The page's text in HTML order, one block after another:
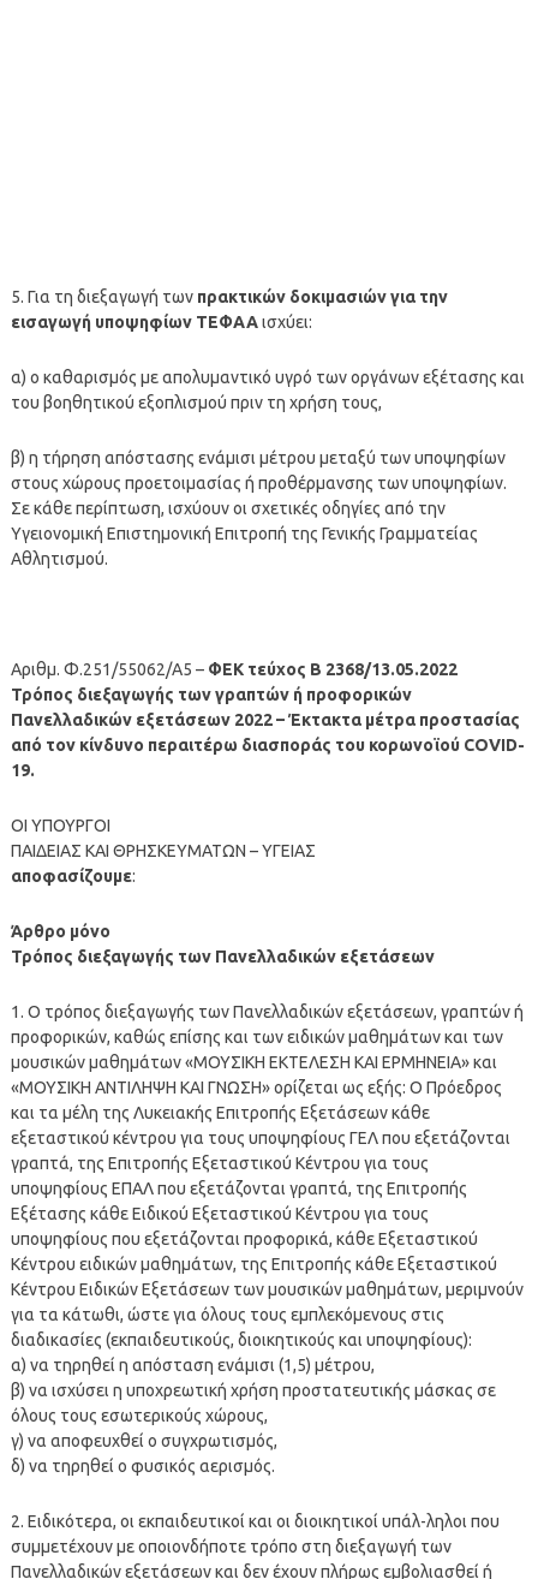
5. Για τη διεξαγωγή των πρακτικών δοκιμασιών για την
εισαγωγή υποψηφίων ΤΕΦΑΑισχύει:
α) ο καθαρισμός με απολυμαντικό υγρό των οργάνων εξέτασης και
του βοηθητικού εξοπλισμού πριν τη χρήση τους,
β) η τήρηση απόστασης ενάμισι μέτρου μεταξύ των υποψηφίων
στους χώρους προετοιμασίας ή προθέρμανσης των υποψηφίων.
Σε κάθε περίπτωση, ισχύουν οι σχετικές οδηγίες από την
Υγειονομική Επιστημονική Επιτροπή της Γενικής Γραμματείας
Αθλητισμού.
Aριθμ. Φ.251/55062/Α5 – ΦΕΚ τεύχος Β 2368/13.05.2022
Τρόπος διεξαγωγής των γραπτών ή προφορικών
Πανελλαδικών εξετάσεων 2022 – Έκτακτα μέτρα προστασίας
από τον κίνδυνο περαιτέρω διασποράς του κορωνοϊού COVID-
19.
ΟΙ ΥΠΟΥΡΓΟΙ
ΠΑΙΔΕΙΑΣ ΚΑΙ ΘΡΗΣΚΕΥΜΑΤΩΝ – ΥΓΕΙΑΣ
αποφασίζουμε:
Άρθρο μόνο
Τρόπος διεξαγωγής των Πανελλαδικών εξετάσεων
1. Ο τρόπος διεξαγωγής των Πανελλαδικών εξετάσεων, γραπτών ή
προφορικών, καθώς επίσης και των ειδικών μαθημάτων και των
μουσικών μαθημάτων «ΜΟΥΣΙΚΗ ΕΚΤΕΛΕΣΗ ΚΑΙ ΕΡΜΗΝΕΙΑ» και
«ΜΟΥΣΙΚΗ ΑΝΤΙΛΗΨΗ ΚΑΙ ΓΝΩΣΗ» ορίζεται ως εξής: O Πρόεδρος
και τα μέλη της Λυκειακής Επιτροπής Εξετάσεων κάθε
εξεταστικού κέντρου για τους υποψηφίους ΓΕΛ που εξετάζονται
γραπτά, της Επιτροπής Εξεταστικού Κέντρου για τους
υποψηφίους ΕΠΑΛ που εξετάζονται γραπτά, της Επιτροπής
Εξέτασης κάθε Ειδικού Εξεταστικού Κέντρου για τους
υποψηφίους που εξετάζονται προφορικά, κάθε Εξεταστικού
Κέντρου ειδικών μαθημάτων, της Επιτροπής κάθε Εξεταστικού
Κέντρου Ειδικών Εξετάσεων των μουσικών μαθημάτων, μεριμνούν
για τα κάτωθι, ώστε για όλους τους εμπλεκόμενους στις
διαδικασίες (εκπαιδευτικούς, διοικητικούς και υποψηφίους):
α) να τηρηθεί η απόσταση ενάμισι (1,5) μέτρου,
β) να ισχύσει η υποχρεωτική χρήση προστατευτικής μάσκας σε
όλους τους εσωτερικούς χώρους,
γ) να αποφευχθεί ο συγχρωτισμός,
δ) να τηρηθεί ο φυσικός αερισμός.
2. Ειδικότερα, οι εκπαιδευτικοί και οι διοικητικοί υπάλ-ληλοι που
συμμετέχουν με οποιονδήποτε τρόπο στη διεξαγωγή των
Πανελλαδικών εξετάσεων και δεν έχουν πλήρως εμβολιασθεί ή